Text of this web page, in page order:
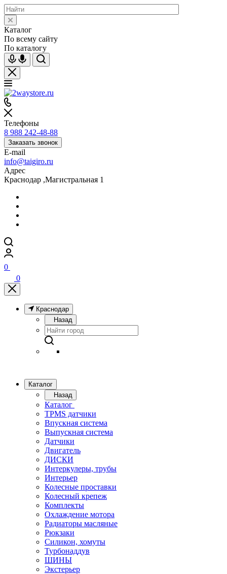
Каталог
По всему сайту
По каталогу
Телефоны
8 988 242-48-88
Заказать звонок
E-mail
info@taigiro.ru
Адрес
Краснодар ,Магистральная 1
0
0
Краснодар
Назад
Каталог
Назад
Каталог
TPMS датчики
Впускная система
Выпускная система
Датчики
Двигатель
ДИСКИ
Интеркулеры, трубы
Интерьер
Колесные проставки
Колесный крепеж
Комплекты
Охлаждение мотора
Радиаторы масляные
Рюкзаки
Силикон, хомуты
Турбонаддув
ШИНЫ
Экстерьер